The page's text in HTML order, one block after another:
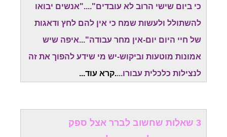
כי ביום שישי הרוב לא עובדים"...."אנשים יבואו
להשתולל ולעשות שמח כי אין להם לחץ ודאגות
של חיי היום יום-אין מחר עבודה"...איפה שיש
אמונות מוטעות וביקוש-יש מי שידע להפוך את זה
לנצילות כלכלית עבורו....קרא עוד...
3 שאלות שחשוב לברר אצל ספק